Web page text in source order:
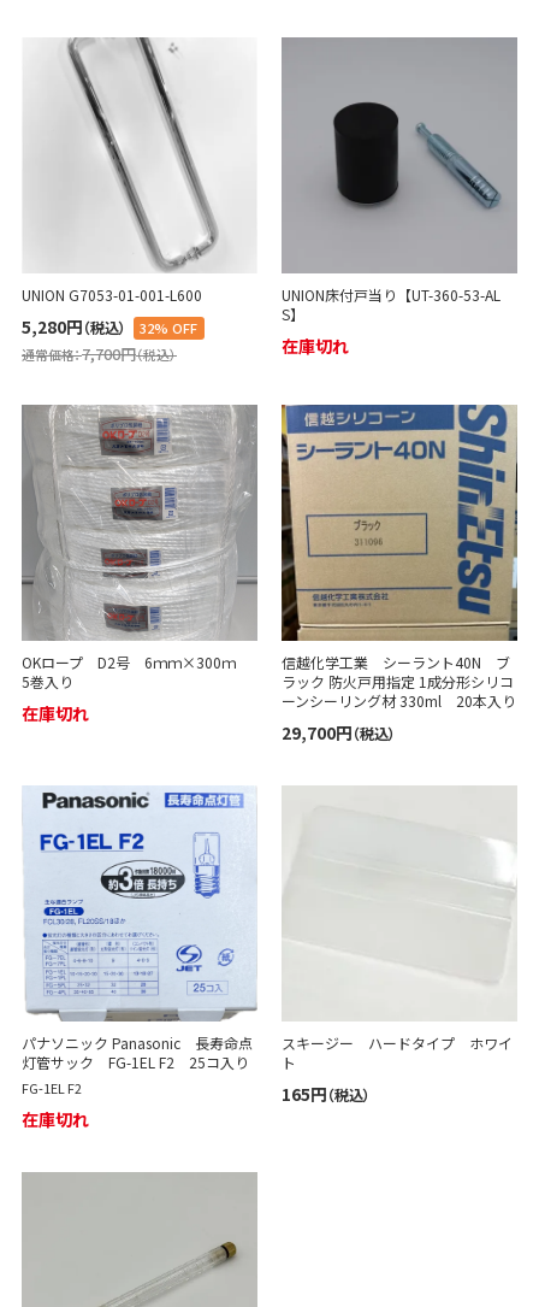
UNION G7053-01-001-L600
5,280円（税込）
32% OFF
通常価格：7,700円（税込）
UNION床付戸当り【UT-360-53-AL
S】
在庫切れ
OKロープ D2号 6ｍｍ×300ｍ
5巻入り
在庫切れ
信越化学工業 シーラント40N ブ
ラック 防火戸用指定 1成分形シリコ
ーンシーリング材 330ml 20本入り
29,700円（税込）
パナソニック Panasonic 長寿命点
灯管サック FG-1EL F2 25コ入り
FG-1EL F2
在庫切れ
スキージー ハードタイプ ホワイ
ト
165円（税込）